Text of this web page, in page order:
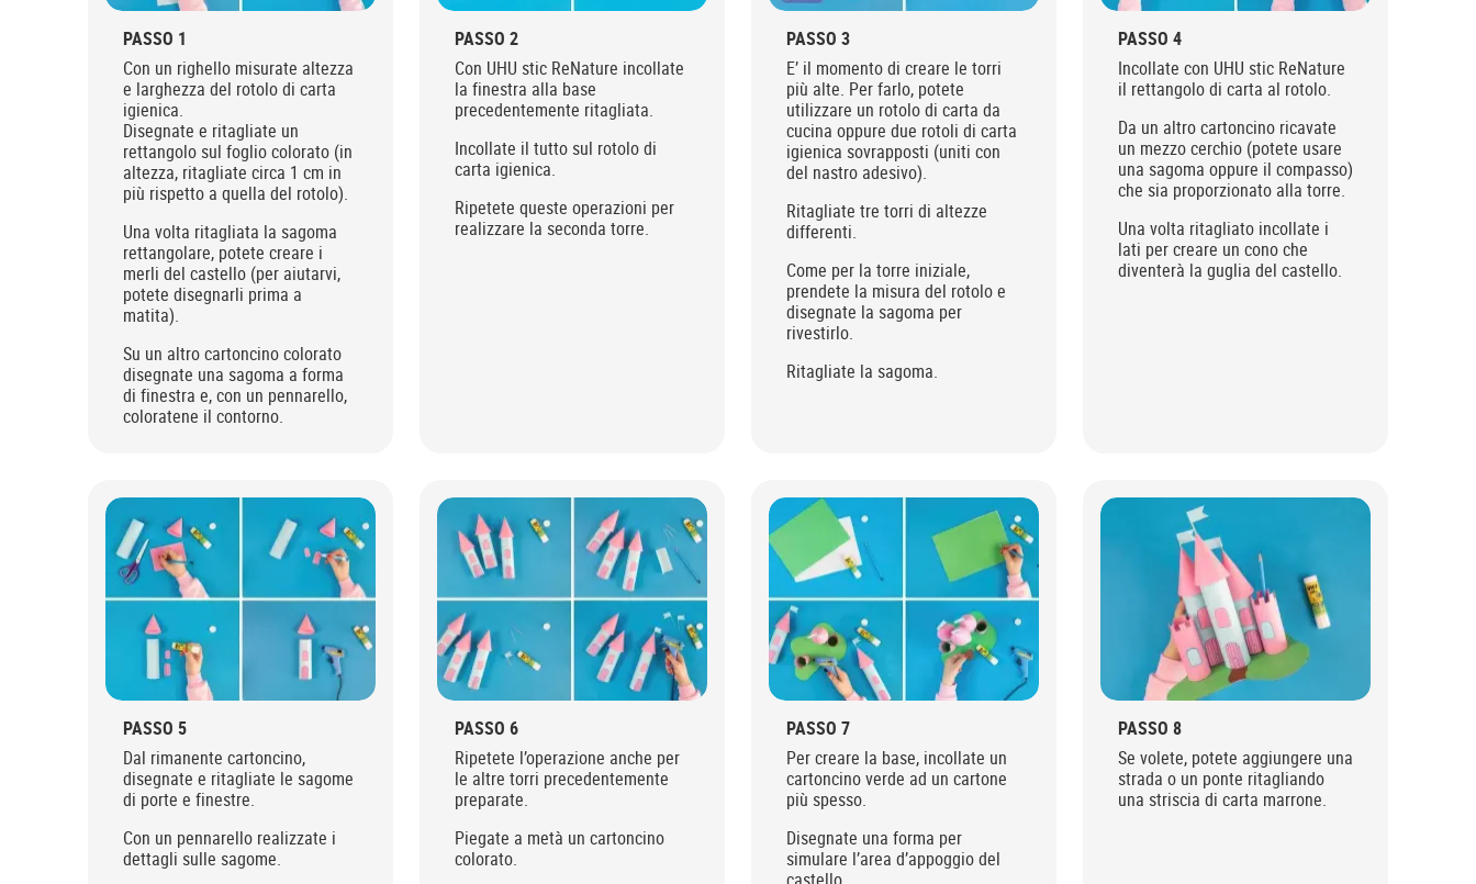
PASSO 1
Con un righello misurate altezza
e larghezza del rotolo di carta
igienica.
Disegnate e ritagliate un
rettangolo sul foglio colorato (in
altezza, ritagliate circa 1 cm in
più rispetto a quella del rotolo).
Una volta ritagliata la sagoma
rettangolare, potete creare i
merli del castello (per aiutarvi,
potete disegnarli prima a
matita).
Su un altro cartoncino colorato
disegnate una sagoma a forma
di finestra e, con un pennarello,
coloratene il contorno.
PASSO 2
Con UHU stic ReNature incollate
la finestra alla base
precedentemente ritagliata.
Incollate il tutto sul rotolo di
carta igienica.
Ripetete queste operazioni per
realizzare la seconda torre.
PASSO 3
E’ il momento di creare le torri
più alte. Per farlo, potete
utilizzare un rotolo di carta da
cucina oppure due rotoli di carta
igienica sovrapposti (uniti con
del nastro adesivo).
Ritagliate tre torri di altezze
differenti.
Come per la torre iniziale,
prendete la misura del rotolo e
disegnate la sagoma per
rivestirlo.
Ritagliate la sagoma.
PASSO 4
Incollate con UHU stic ReNature
il rettangolo di carta al rotolo.
Da un altro cartoncino ricavate
un mezzo cerchio (potete usare
una sagoma oppure il compasso)
che sia proporzionato alla torre.
Una volta ritagliato incollate i
lati per creare un cono che
diventerà la guglia del castello.
PASSO 5
Dal rimanente cartoncino,
disegnate e ritagliate le sagome
di porte e finestre.
Con un pennarello realizzate i
dettagli sulle sagome.
PASSO 6
Ripetete l’operazione anche per
le altre torri precedentemente
preparate.
Piegate a metà un cartoncino
colorato.
PASSO 7
Per creare la base, incollate un
cartoncino verde ad un cartone
più spesso.
Disegnate una forma per
simulare l’area d’appoggio del
castello.
PASSO 8
Se volete, potete aggiungere una
strada o un ponte ritagliando
una striscia di carta marrone.